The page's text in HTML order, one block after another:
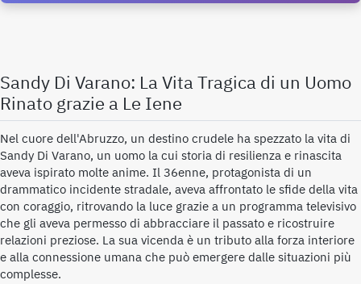
Sandy Di Varano: La Vita Tragica di un Uomo
Rinato grazie a Le Iene
Nel cuore dell'Abruzzo, un destino crudele ha spezzato la vita di
Sandy Di Varano, un uomo la cui storia di resilienza e rinascita
aveva ispirato molte anime. Il 36enne, protagonista di un
drammatico incidente stradale, aveva affrontato le sfide della vita
con coraggio, ritrovando la luce grazie a un programma televisivo
che gli aveva permesso di abbracciare il passato e ricostruire
relazioni preziose. La sua vicenda è un tributo alla forza interiore
e alla connessione umana che può emergere dalle situazioni più
complesse.